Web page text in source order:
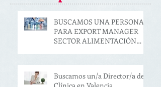
BUSCAMOS UNA PERSONA
PARA EXPORT MANAGER
SECTOR ALIMENTACIÓN
Buscamos un/a Director/a de